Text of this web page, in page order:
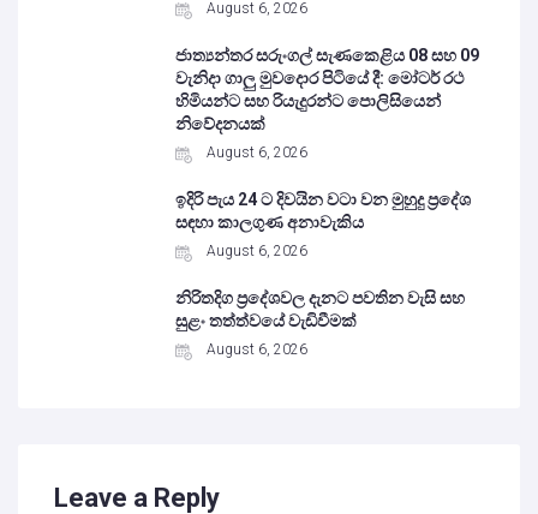
August 6, 2026
ජාත්‍යන්තර සරුංගල් සැණකෙළිය 08 සහ 09
වැනිදා ගාලු මුවදොර පිටියේ දී: මෝටර් රථ
හිමියන්ට සහ රියැදුරන්ට පොලිසියෙන්
නිවේදනයක්
August 6, 2026
ඉදිරි පැය 24 ට දිවයින වටා වන මුහුදු ප්‍රදේශ
සඳහා කාලගුණ අනාවැකිය
August 6, 2026
නිරිතදිග ප්‍රදේශවල දැනට පවතින වැසි සහ
සුළං තත්ත්වයේ වැඩිවීමක්
August 6, 2026
Leave a Reply